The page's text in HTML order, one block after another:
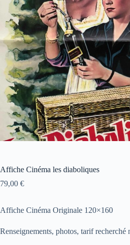
Affiche Cinéma les diaboliques
79,00 €
Affiche Cinéma Originale 120×160
Renseignements, photos, tarif recherché